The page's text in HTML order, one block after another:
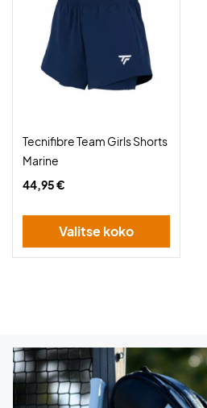
Tecnifibre Team Girls Shorts
Marine
44,95 €
Valitse koko